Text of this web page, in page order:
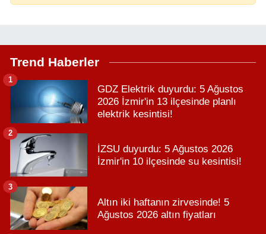
Trend Haberler
GDZ Elektrik duyurdu: 5 Ağustos
2026 İzmir'in 13 ilçesinde planlı
elektrik kesintisi!
1
İZSU duyurdu: 5 Ağustos 2026
İzmir'in 10 ilçesinde su kesintisi!
2
Altın iki haftanın zirvesinde! 5
Ağustos 2026 altın fiyatları
3